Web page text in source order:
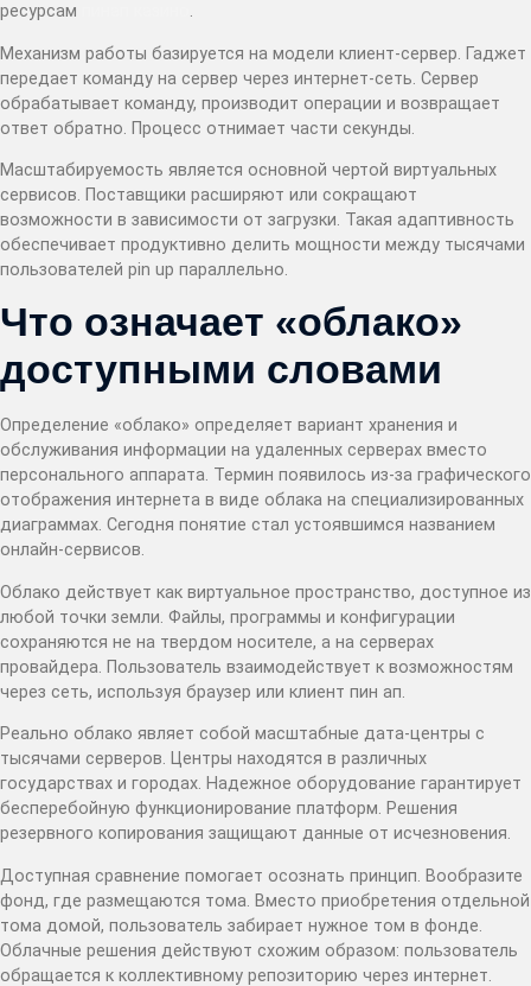
ресурсам
.
Механизм работы базируется на модели клиент-сервер. Гаджет
передает команду на сервер через интернет-сеть. Сервер
обрабатывает команду, производит операции и возвращает
ответ обратно. Процесс отнимает части секунды.
Масштабируемость является основной чертой виртуальных
сервисов. Поставщики расширяют или сокращают
возможности в зависимости от загрузки. Такая адаптивность
обеспечивает продуктивно делить мощности между тысячами
пользователей pin up параллельно.
Что означает «облако»
доступными словами
Определение «облако» определяет вариант хранения и
обслуживания информации на удаленных серверах вместо
персонального аппарата. Термин появилось из-за графического
отображения интернета в виде облака на специализированных
диаграммах. Сегодня понятие стал устоявшимся названием
онлайн-сервисов.
Облако действует как виртуальное пространство, доступное из
любой точки земли. Файлы, программы и конфигурации
сохраняются не на твердом носителе, а на серверах
провайдера. Пользователь взаимодействует к возможностям
через сеть, используя браузер или клиент пин ап.
Реально облако являет собой масштабные дата-центры с
тысячами серверов. Центры находятся в различных
государствах и городах. Надежное оборудование гарантирует
бесперебойную функционирование платформ. Решения
резервного копирования защищают данные от исчезновения.
Доступная сравнение помогает осознать принцип. Вообразите
фонд, где размещаются тома. Вместо приобретения отдельной
тома домой, пользователь забирает нужное том в фонде.
Облачные решения действуют схожим образом: пользователь
обращается к коллективному репозиторию через интернет.